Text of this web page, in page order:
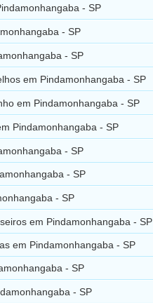
- SP
- SP
- SP
em Pindamonhangaba - SP
em Pindamonhangaba - SP
Pindamonhangaba - SP
- SP
- SP
- SP
em Pindamonhangaba - SP
em Pindamonhangaba - SP
- SP
- SP